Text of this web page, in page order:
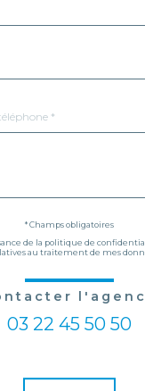
* Champs obligatoires
de la politique de
au traitement de mes
03 22 45 50 50